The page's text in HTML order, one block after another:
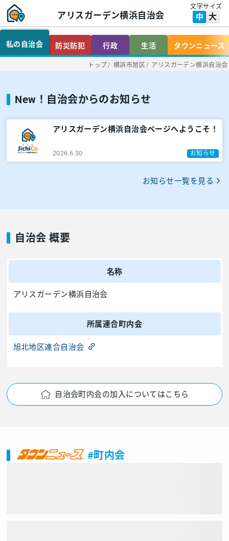
アリスガーデン横浜自治会
文字サイズ
中 大
私の自治会 防災防犯 行政 生活 タウンニュース
トップ / 横浜市旭区 / アリスガーデン横浜自治会
New！自治会からのお知らせ
アリスガーデン横浜自治会ページへようこそ！
2026.6.30 お知らせ
お知らせ一覧を見る
自治会 概要
名称
アリスガーデン横浜自治会
所属連合町内会
旭北地区連合自治会
自治会町内会の加入についてはこちら
#町内会